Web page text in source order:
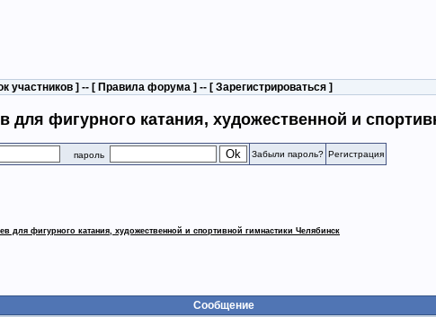
участников ] -- [ Правила форума ] -- [ Зарегистрироваться ]
фигурного катания, художественной и
пароль Забыли пароль? Регистрация
для фигурного катания, художественной и спортивной гимнастики Челябинск
Сообщение